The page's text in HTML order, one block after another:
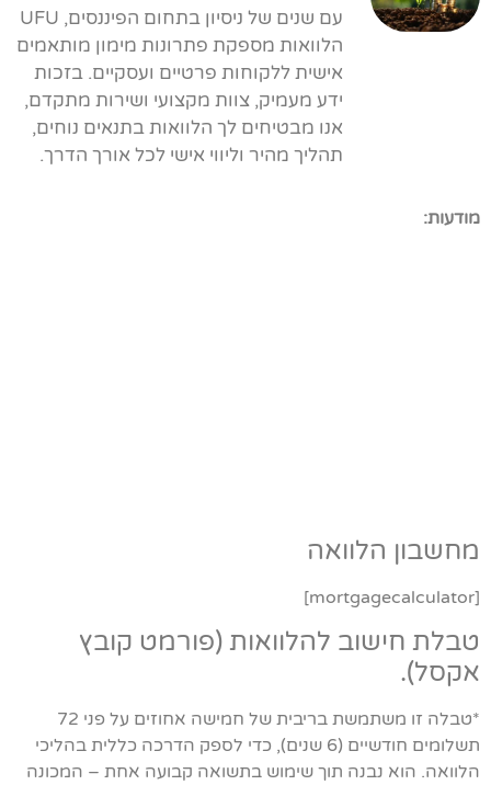
עם שנים של ניסיון בתחום הפיננסים, UFU
הלוואות מספקת פתרונות מימון מותאמים
אישית ללקוחות פרטיים ועסקיים. בזכות
ידע מעמיק, צוות מקצועי ושירות מתקדם,
אנו מבטיחים לך הלוואות בתנאים נוחים,
תהליך מהיר וליווי אישי לכל אורך הדרך.
מודעות:
מחשבון הלוואה
[mortgagecalculator]
טבלת חישוב להלוואות (פורמט קובץ
אקסל).
*טבלה זו משתמשת בריבית של חמישה אחוזים על פני 72
תשלומים חודשיים (6 שנים), כדי לספק הדרכה כללית בהליכי
הלוואה. הוא נבנה תוך שימוש בתשואה קבועה אחת – המכונה